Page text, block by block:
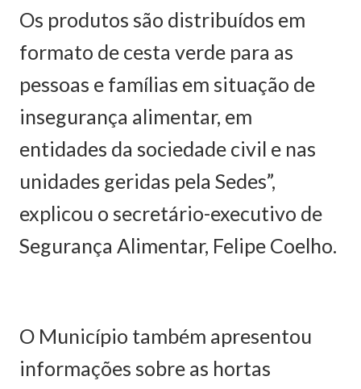
Os produtos são distribuídos em
formato de cesta verde para as
pessoas e famílias em situação de
insegurança alimentar, em
entidades da sociedade civil e nas
unidades geridas pela Sedes”,
explicou o secretário-executivo de
Segurança Alimentar, Felipe Coelho.
O Município também apresentou
informações sobre as hortas